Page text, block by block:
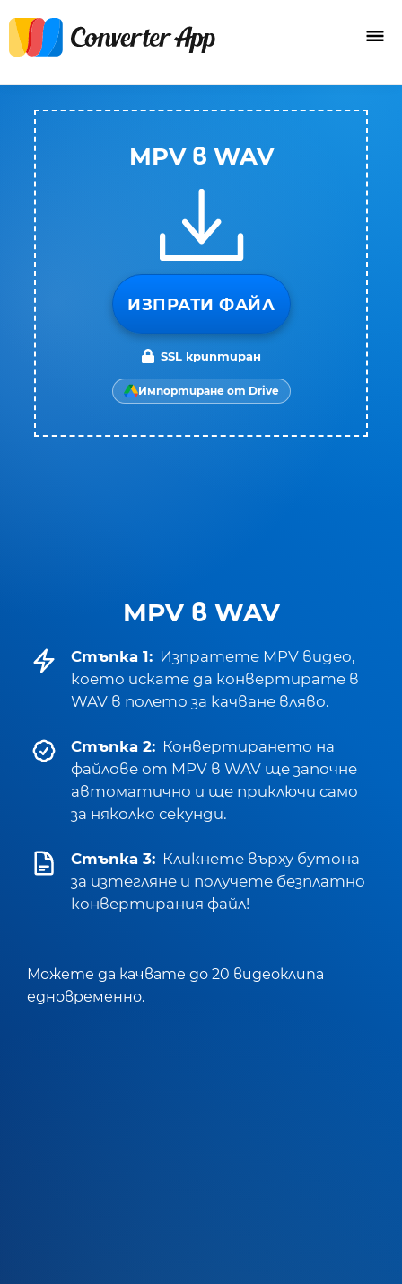
MPV в WAV
Стъпка 1: Изпратете MPV видео,
което искате да конвертирате в
WAV в полето за качване вляво.
Стъпка 2: Конвертирането на
файлове от MPV в WAV ще започне
автоматично и ще приключи само
за няколко секунди.
Стъпка 3: Кликнете върху бутона
за изтегляне и получете безплатно
конвертирания файл!
Можете да качвате до 20 видеоклипа
едновременно.
MPV в WAV
ИЗПРАТИ ФАЙЛ
SSL криптиран
Импортиране от Drive